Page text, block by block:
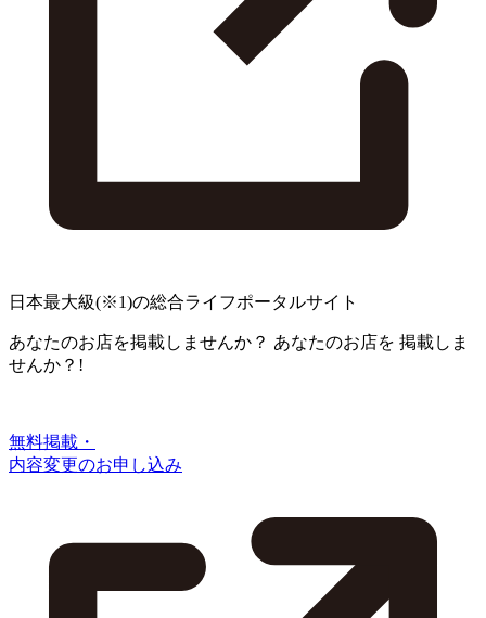
日本最大級(※1)の総合ライフポータルサイト
あなたのお店を掲載しませんか？ あなたのお店を 掲載しま
せんか？!
無料掲載・
内容変更のお申し込み